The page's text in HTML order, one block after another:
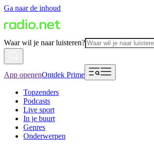
Ga naar de inhoud
Waar wil je naar luisteren?
App openenOntdek Prime
Topzenders
Podcasts
Live sport
In je buurt
Genres
Onderwerpen